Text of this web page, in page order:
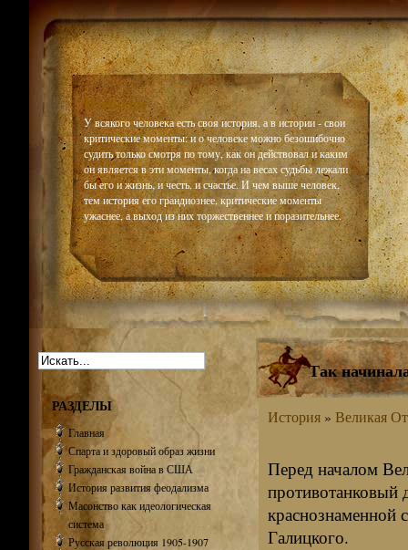
Historiar
У всякого человека есть своя история, а в истории - свои
критические моменты: и о человеке можно безошибочно
судить только смотря по тому, как он действовал и каким
он является в эти моменты, когда на весах судьбы лежали
бы его и жизнь, и честь, и счастье. И чем выше человек,
тем история его грандиознее, критические моменты
ужаснее, а выход из них торжественнее и поразительнее.
Так
История» Великая
Перед началом
противотанковый
краснознаменной
Галицкого.
РАЗДЕЛЫ
Главная
Спарта и здоровый образ жизни
Гражданская война в США
История развития феодализма
Масонство как идеологическая
система
Русская революция 1905-1907